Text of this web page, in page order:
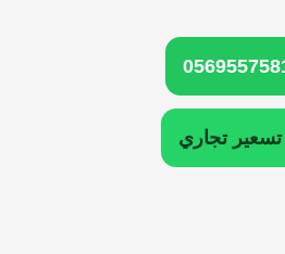
تجاري